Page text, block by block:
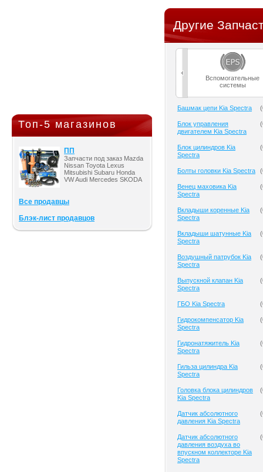
Топ-5 магазинов
ПП
Запчасти под заказ Mazda
Nissan Toyota Lexus
Mitsubishi Subaru Honda
VW Audi Mercedes SKODA
Все продавцы
Блэк-лист продавцов
Другие
Вспомогательные
системы
Башмак цепи Kia Spectra (
Блок управления
двигателем Kia Spectra
(
Блок цилиндров Kia
Spectra
(
Болты головки Kia Spectra (
Венец маховика Kia
Spectra
(
Вкладыши коренные Kia
Spectra
(
Вкладыши шатунные Kia
Spectra
(
Воздушный патрубок Kia
Spectra
(
Выпускной клапан Kia
Spectra
(
ГБО Kia Spectra (
Гидрокомпенсатор Kia
Spectra
(
Гидронатяжитель Kia
Spectra
(
Гильза цилиндра Kia
Spectra
(
Головка блока цилиндров
Kia Spectra
(
Датчик абсолютного
давления Kia Spectra
(
Датчик абсолютного
давления воздуха во
впускном коллекторе Kia
Spectra
(